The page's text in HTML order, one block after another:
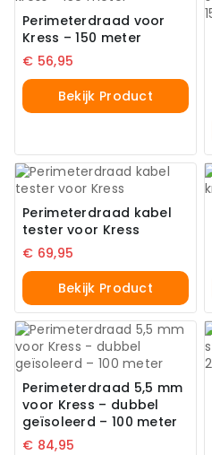
Perimeterdraad voor
Kress – 150 meter
€ 56,95
Bekijk Product
Perimeterdraad kabel
tester voor Kress
€ 69,95
Bekijk Product
Perimeterdraad 5,5 mm
voor Kress – dubbel
geïsoleerd – 100 meter
€ 84,95